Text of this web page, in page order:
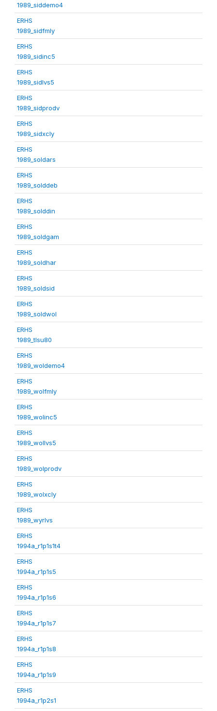
1989_siddemo4
ERHS
1989_sidfmly
ERHS
1989_sidinc5
ERHS
1989_sidlvs5
ERHS
1989_sidprodv
ERHS
1989_sidxcly
ERHS
1989_soldars
ERHS
1989_solddeb
ERHS
1989_solddin
ERHS
1989_soldgam
ERHS
1989_soldhar
ERHS
1989_soldsid
ERHS
1989_soldwol
ERHS
1989_tlsu80
ERHS
1989_woldemo4
ERHS
1989_wolfmly
ERHS
1989_wolinc5
ERHS
1989_wollvs5
ERHS
1989_wolprodv
ERHS
1989_wolxcly
ERHS
1989_wyrlvs
ERHS
1994a_r1p1s1t4
ERHS
1994a_r1p1s5
ERHS
1994a_r1p1s6
ERHS
1994a_r1p1s7
ERHS
1994a_r1p1s8
ERHS
1994a_r1p1s9
ERHS
1994a_r1p2s1